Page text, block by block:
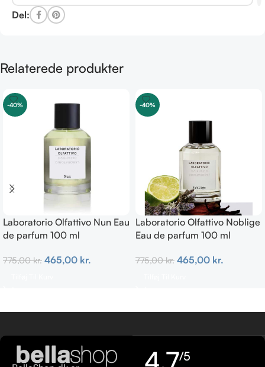
Del:
Relaterede produkter
-40%
Laboratorio Olfattivo Nun Eau
de parfum 100 ml
775,00kr. 465,00 kr.
-40%
Laboratorio Olfattivo Noblige
Eau de parfum 100 ml
775,00kr. 465,00 kr.
4,7/5